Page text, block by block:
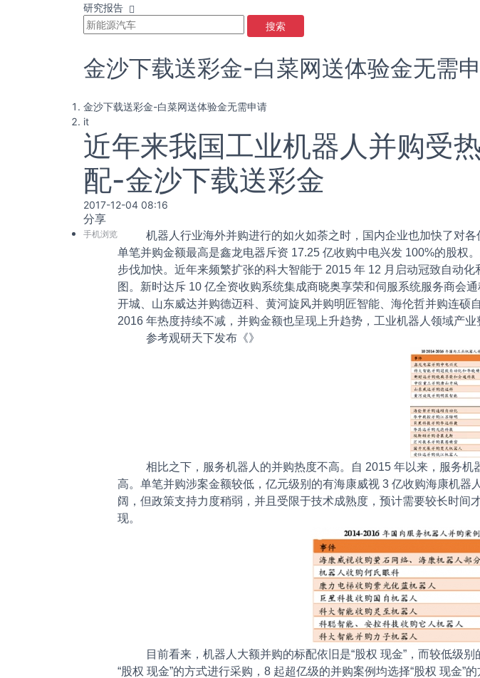
研究报告
搜索
金沙下载送彩金-白菜网送体验金无需
金沙下载送彩金-白菜网送体验金无需申请
it
近年来我国工业机器人并购受
配-金沙下载送彩金
2017-12-04 08:16
分享
手机浏览 机器人行业海外并购进行的如火如荼之时，国内企业也加快了对各
单笔并购金额最高是鑫龙电器斥资 17.25 亿收购中电兴发 100%的股权
步伐加快。近年来频繁扩张的科大智能于 2015 年 12 月启动冠致自动
图。新时达斥 10 亿全资收购系统集成商晓奥享荣和伺服系统服务商会
开城、山东威达并购德迈科、黄河旋风并购明匠智能、海伦哲并购连硕
2016 年热度持续不减，并购金额也呈现上升趋势，工业机器人领域产业
参考观研天下发布《》
相比之下，服务机器人的并购热度不高。自 2015 年以来，服务
高。单笔并购涉案金额较低，亿元级别的有海康威视 3 亿收购海康机
阔，但政策支持力度稍弱，并且受限于技术成熟度，预计需要较长时
现。
目前看来，机器人大额并购的标配依旧是“股权 现金”，而较低级
“股权 现金”的方式进行采购，8 起超亿级的并购案例均选择“股权 现金